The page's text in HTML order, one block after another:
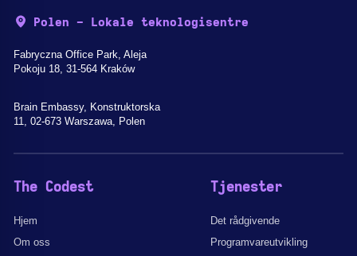
Polen - Lokale teknologisentre
Fabryczna Office Park, Aleja
Pokoju 18, 31-564 Kraków
Brain Embassy, Konstruktorska
11, 02-673 Warszawa, Polen
The Codest
Hjem
Om oss
Tjenester
Det rådgivende
Programvareutvikling